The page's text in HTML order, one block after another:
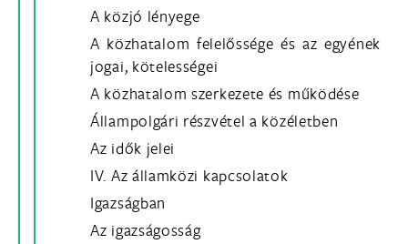
A közjó lényege
A közhatalom felelőssége és az egyének
jogai, kötelességei
A közhatalom szerkezete és működése
Állampolgári részvétel a közéletben
Az idők jelei
IV. Az államközi kapcsolatok
Igazságban
Az igazságosság